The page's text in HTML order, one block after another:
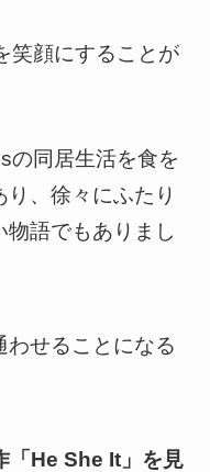
笑顔にすることが
の同居生活を食を
、徐々にふたり
語でもありまし
せることになる
「He She It」を見